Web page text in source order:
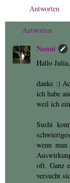
Antworten
Antworten
Nanni
Hallo Julia,
danke :)
ich habe
weil ich
Sushi
wenn
oft. Ganz
versucht